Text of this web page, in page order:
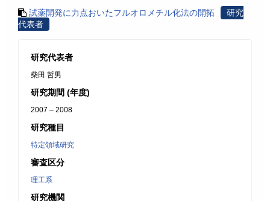
試薬開発に力点おいたフルオロメチル化法の開拓
研究
代表者
研究代表者
柴田 哲男
研究期間 (年度)
2007 – 2008
研究種目
特定領域研究
審査区分
理工系
研究機関